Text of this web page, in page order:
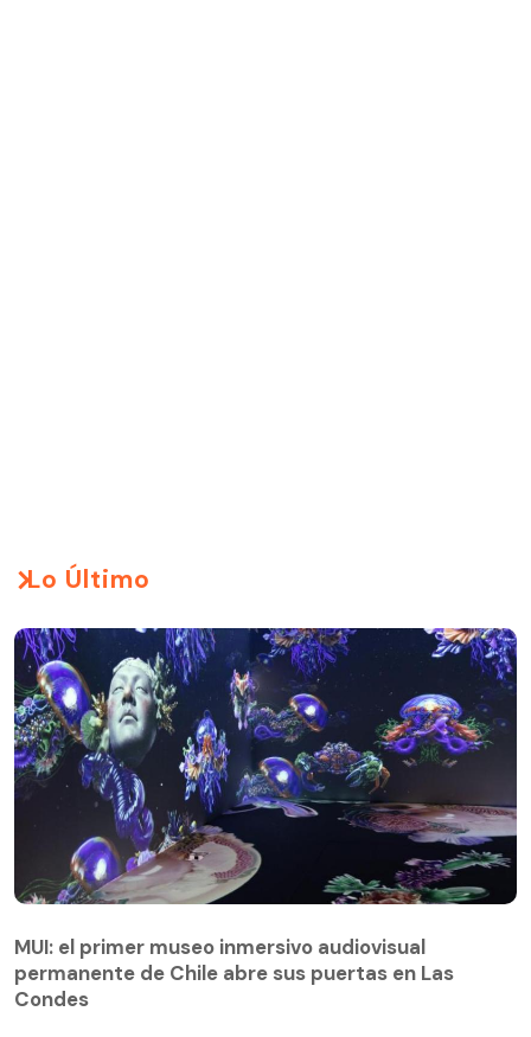
Lo Último
MUI: el primer museo inmersivo audiovisual
permanente de Chile abre sus puertas en Las
Condes